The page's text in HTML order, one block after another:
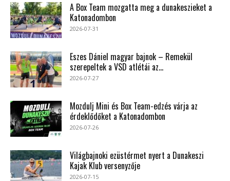
A Box Team mozgatta meg a dunakeszieket a
Katonadombon
2026-07-31
Eszes Dániel magyar bajnok – Remekül
szerepeltek a VSD atlétái az...
2026-07-27
Mozdulj Mini és Box Team-edzés várja az
érdeklődőket a Katonadombon
2026-07-26
Világbajnoki ezüstérmet nyert a Dunakeszi
Kajak Klub versenyzője
2026-07-15